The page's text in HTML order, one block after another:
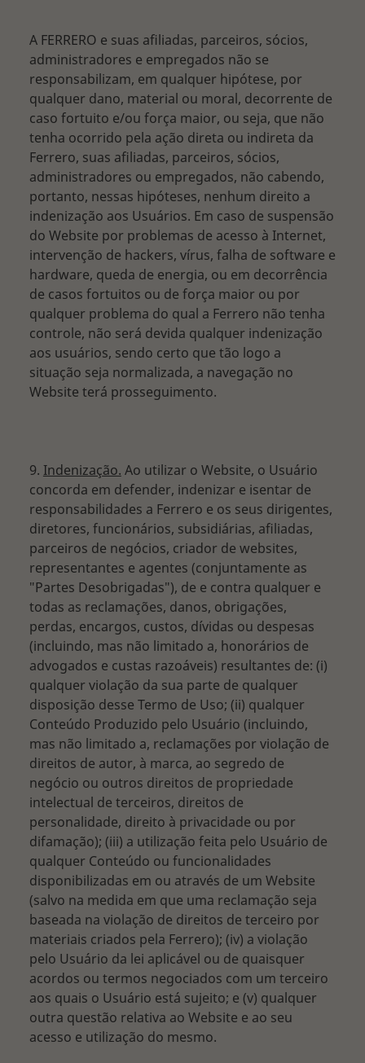
A FERRERO e suas afiliadas, parceiros, sócios,
administradores e empregados não se
responsabilizam, em qualquer hipótese, por
qualquer dano, material ou moral, decorrente de
caso fortuito e/ou força maior, ou seja, que não
tenha ocorrido pela ação direta ou indireta da
Ferrero, suas afiliadas, parceiros, sócios,
administradores ou empregados, não cabendo,
portanto, nessas hipóteses, nenhum direito a
indenização aos Usuários. Em caso de suspensão
do Website por problemas de acesso à Internet,
intervenção de hackers, vírus, falha de software e
hardware, queda de energia, ou em decorrência
de casos fortuitos ou de força maior ou por
qualquer problema do qual a Ferrero não tenha
controle, não será devida qualquer indenização
aos usuários, sendo certo que tão logo a
situação seja normalizada, a navegação no
Website terá prosseguimento.
9. Indenização. Ao utilizar o Website, o Usuário
concorda em defender, indenizar e isentar de
responsabilidades a Ferrero e os seus dirigentes,
diretores, funcionários, subsidiárias, afiliadas,
parceiros de negócios, criador de websites,
representantes e agentes (conjuntamente as
"Partes Desobrigadas"), de e contra qualquer e
todas as reclamações, danos, obrigações,
perdas, encargos, custos, dívidas ou despesas
(incluindo, mas não limitado a, honorários de
advogados e custas razoáveis) resultantes de: (i)
qualquer violação da sua parte de qualquer
disposição desse Termo de Uso; (ii) qualquer
Conteúdo Produzido pelo Usuário (incluindo,
mas não limitado a, reclamações por violação de
direitos de autor, à marca, ao segredo de
negócio ou outros direitos de propriedade
intelectual de terceiros, direitos de
personalidade, direito à privacidade ou por
difamação); (iii) a utilização feita pelo Usuário de
qualquer Conteúdo ou funcionalidades
disponibilizadas em ou através de um Website
(salvo na medida em que uma reclamação seja
baseada na violação de direitos de terceiro por
materiais criados pela Ferrero); (iv) a violação
pelo Usuário da lei aplicável ou de quaisquer
acordos ou termos negociados com um terceiro
aos quais o Usuário está sujeito; e (v) qualquer
outra questão relativa ao Website e ao seu
acesso e utilização do mesmo.